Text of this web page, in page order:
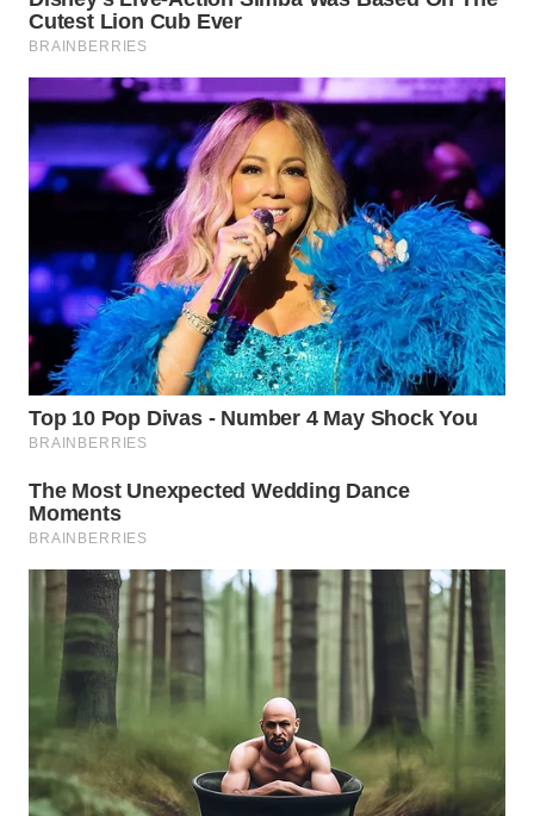
WN
BINJAI
WN
CIREBON
WN
WN
KUNINGAN
WN
MAJALENGKA
SUBANG
WN
SUKABUMI
WN
PURWAKARTA
WN
PRIANGAN
TIMUR